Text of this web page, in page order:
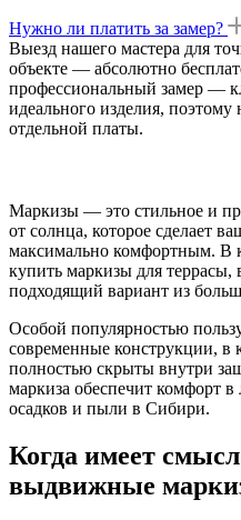
Нужно ли платить за замер?
Выезд нашего мастера для
объекте — абсолютно
профессиональный замер —
идеального изделия, поэтому
отдельной платы.
Маркизы — это стильное и
от солнца, которое сделает
максимально комфортным. В
купить маркизы для
подходящий вариант из
Особой популярностью
современные конструкции, в
полностью скрыты внутри
маркиза обеспечит комфорт
осадков и пыли в Сибири.
Когда имеет
выдвижные